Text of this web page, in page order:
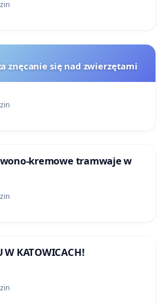
znęcanie się nad zwierzętami
kremowe tramwaje w
W KATOWICACH!